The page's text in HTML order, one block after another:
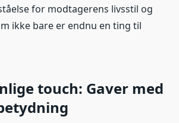
for modtagerens livsstil og
ikke bare er endnu en ting til
touch: Gaver med